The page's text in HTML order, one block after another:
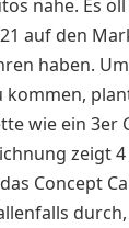
nahe. Es
auf den
haben.
wie ein 3er
zeigt
Concept